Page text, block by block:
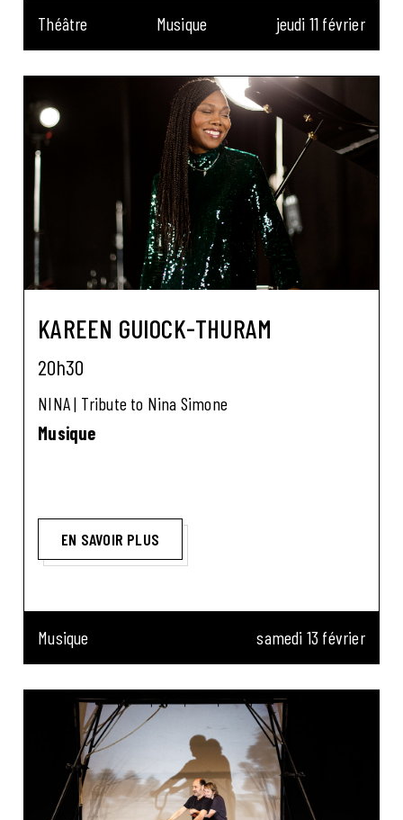
Théâtre Musique jeudi 11 février
KAREEN GUIOCK-THURAM
20h30
NINA | Tribute to Nina Simone
Musique
EN SAVOIR PLUS
Musique samedi 13 février